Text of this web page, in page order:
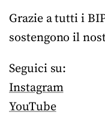
Grazie a tutti i
sostengono il
Seguici su:
Instagram
YouTube